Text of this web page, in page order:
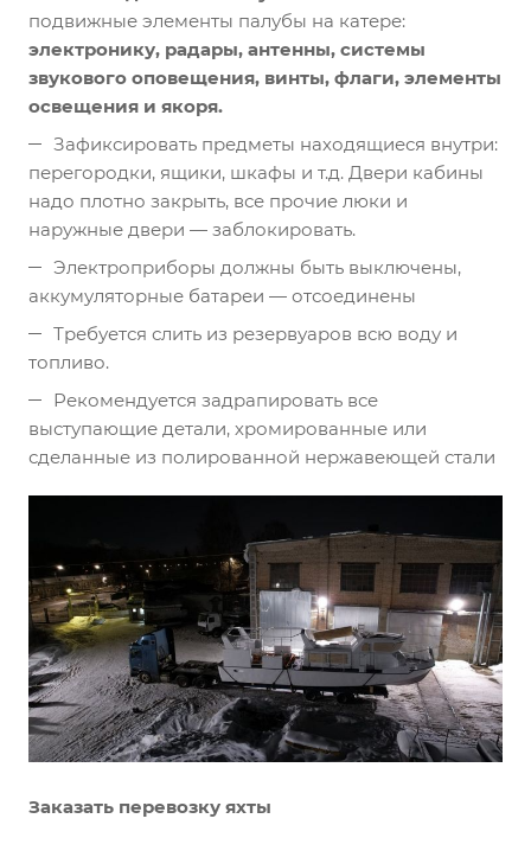
подвижные элементы палубы на катере:
электронику, радары, антенны, системы
звукового оповещения, винты, флаги, элементы
освещения и якоря.
Зафиксировать предметы находящиеся внутри:
перегородки, ящики, шкафы и т.д. Двери кабины
надо плотно закрыть, все прочие люки и
наружные двери — заблокировать.
Электроприборы должны быть выключены,
аккумуляторные батареи — отсоединены
Требуется слить из резервуаров всю воду и
топливо.
Рекомендуется задрапировать все
выступающие детали, хромированные или
сделанные из полированной нержавеющей стали
Заказать перевозку яхты